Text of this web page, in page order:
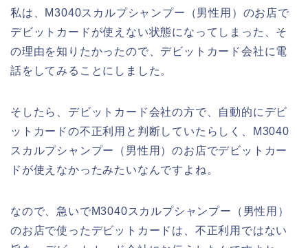
私は、M3040スカルプシャンプー（男性用）のお店で
デビットカードが使えない状態になってしまった、そ
の理由を知りたかったので、デビットカード会社に電
話をしてみることにしました。
そしたら、デビットカード会社の方で、自動的にデビ
ットカードの不正利用と判断していたらしく、M3040
スカルプシャンプー（男性用）のお店でデビットカー
ドが使えなかったみたいなんですよね。
なので、急いでM3040スカルプシャンプー（男性用）
のお店で使ったデビットカードは、不正利用ではない